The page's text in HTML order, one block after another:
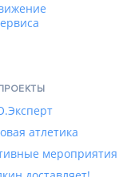
атлетика
мероприятия